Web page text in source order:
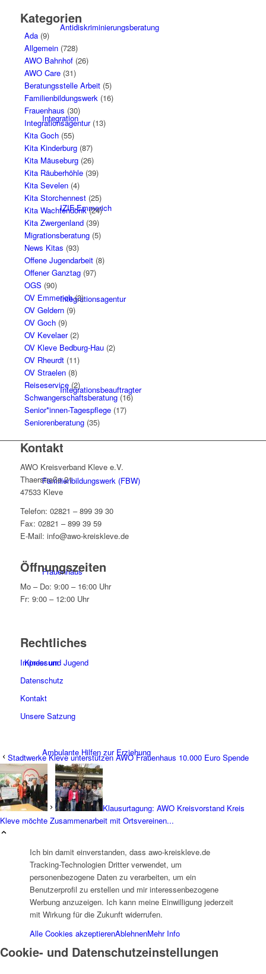
Antidiskriminierungsberatung
Integration
IZIF-Emmerich
Integrationsagentur
Integrationsbeauftragter
Familienbildungswerk (FBW)
Frauenhaus
Kinder und Jugend
Ambulante Hilfen zur Erziehung
UFH
Kategorien
Ada(9)
Allgemein(728)
AWO Bahnhof(26)
AWO Care(31)
Beratungsstelle Arbeit(5)
Familienbildungswerk(16)
Frauenhaus (30)
Integrationsagentur(13)
Kita Goch(55)
Kita Kinderburg(87)
Kita Mäuseburg(26)
Kita Räuberhöhle(39)
Kita Sevelen(4)
Kita Storchennest(25)
Kita Wachtendonk(24)
Kita Zwergenland(39)
Migrationsberatung(5)
News Kitas (93)
Offene Jugendarbeit(8)
Offener Ganztag(97)
OGS (90)
OV Emmerich(3)
OV Geldern(9)
OV Goch(9)
OV Kevelaer(2)
OV Kleve Bedburg-Hau(2)
OV Rheurdt(11)
OV Straelen(8)
Reiseservice(2)
Schwangerschaftsberatung(16)
Senior*innen-Tagespflege(17)
Seniorenberatung(35)
Kontakt
AWO Kreisverband Kleve e.V.
Thaerstraße 21
47533 Kleve
Telefon: 02821 – 899 39 30
Fax: 02821 – 899 39 59
E-Mail: info@awo-kreiskleve.de
Öffnungszeiten
Mo – Do: 9:00 – 16:00 Uhr
Fr: 9:00 – 12:00 Uhr
Rechtliches
Impressum
Datenschutz
Kontakt
Unsere Satzung
Stadtwerke Kleve unterstützen AWO Frauenhaus 10.000 Euro Spende
Klausurtagung: AWO Kreisvorstand Kreis
Kleve möchte Zusammenarbeit mit Ortsvereinen...
Ich bin damit einverstanden, dass awo-kreiskleve.de
Tracking-Technologien Dritter verwendet, um
personenbezogene Daten zu verarbeiten, um ein
Benutzerprofil zu erstellen und mir interessenbezogene
Werbung anzuzeigen. Ich kann meine Einwilligung jederzeit
mit Wirkung für die Zukunft widerrufen.
Alle Cookies akzeptierenAblehnenMehr Info
Cookie- und Datenschutzeinstellungen